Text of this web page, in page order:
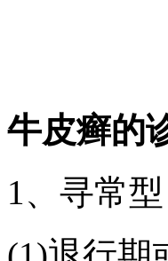
牛皮癣的
1、寻常